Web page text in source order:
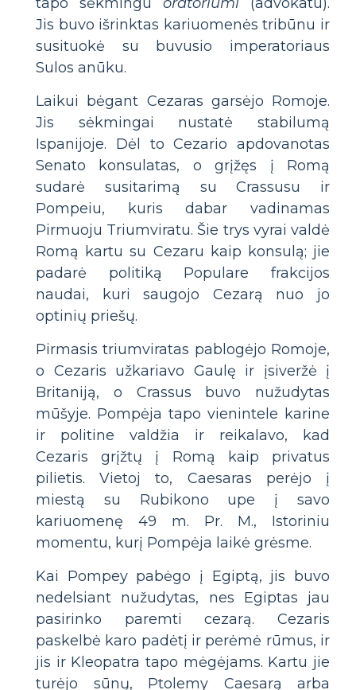
Jis buvo išrinktas kariuomenės tribūnu ir
susituokė su buvusio imperatoriaus
Sulos anūku.
Laikui bėgant Cezaras garsėjo Romoje.
Jis sėkmingai nustatė stabilumą
Ispanijoje. Dėl to Cezario apdovanotas
Senato konsulatas, o grįžęs į Romą
sudarė susitarimą su Crassusu ir
Pompeiu, kuris dabar vadinamas
Pirmuoju Triumviratu. Šie trys vyrai valdė
Romą kartu su Cezaru kaip konsulą; jie
padarė politiką Populare frakcijos
naudai, kuri saugojo Cezarą nuo jo
optinių priešų.
Pirmasis triumviratas pablogėjo Romoje,
o Cezaris užkariavo Gaulę ir įsiveržė į
Britaniją, o Crassus buvo nužudytas
mūšyje. Pompėja tapo vienintele karine
ir politine valdžia ir reikalavo, kad
Cezaris grįžtų į Romą kaip privatus
pilietis. Vietoj to, Caesaras perėjo į
miestą su Rubikono upe į savo
kariuomenę 49 m. Pr. M., Istoriniu
momentu, kurį Pompėja laikė grėsme.
Kai Pompey pabėgo į Egiptą, jis buvo
nedelsiant nužudytas, nes Egiptas jau
pasirinko paremti cezarą. Cezaris
paskelbė karo padėtį ir perėmė rūmus, ir
jis ir Kleopatra tapo mėgėjams. Kartu jie
turėjo sūnų, Ptolemy Caesarą arba